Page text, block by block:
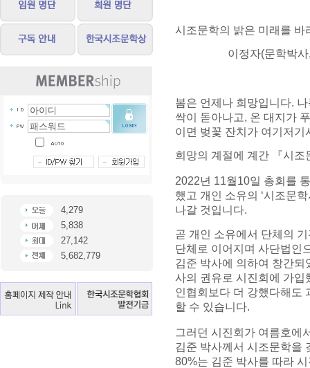
4,279
5,838
27,142
5,682,779
시조문학의 밝은 미래를 바
이정자(문학박사
봄은 언제나 희망입니다.
싹이 돋아나고, 온 대지가
이면 벚꽃 잔치가 여기저기
희망의 계절에 계간 『시조
2022년 11월10일 총회를
했고 개인 소유의 ‘시조문학
나갈 것입니다.
곧 개인 소유에서 단체의
단체로 이어지며 사단법인
김준 박사에 의하여 창간
사의 권유로 시진회에 가입
인협회보다 더 강했다해도
할 수 있습니다.
그러던 시진회가 여름호에
김준 박사께서 시조문학을
80%는 김준 박사를 따라